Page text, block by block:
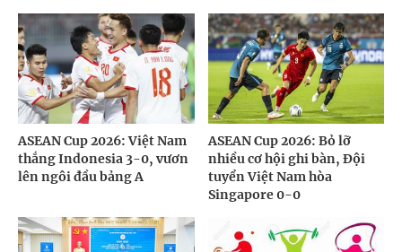
ASEAN Cup 2026: Việt Nam
thắng Indonesia 3-0, vươn
lên ngôi đầu bảng A
ASEAN Cup 2026: Bỏ lỡ
nhiều cơ hội ghi bàn, Đội
tuyển Việt Nam hòa
Singapore 0-0